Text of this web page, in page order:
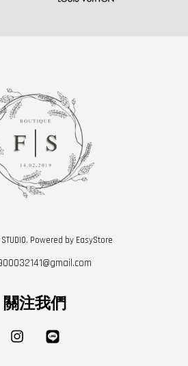
Powered by EasyStore
關注我們
Instagram